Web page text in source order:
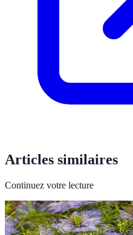
Articles similaires
Continuez votre lecture